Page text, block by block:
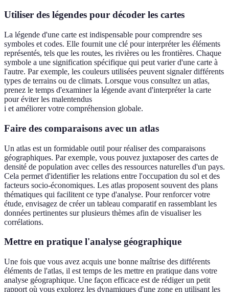
Utiliser des légendes pour décoder les cartes
La légende d'une carte est indispensable pour comprendre ses
symboles et codes. Elle fournit une clé pour interpréter les éléments
représentés, tels que les routes, les rivières ou les frontières. Chaque
symbole a une signification spécifique qui peut varier d'une carte à
l'autre. Par exemple, les couleurs utilisées peuvent signaler différents
types de terrains ou de climats. Lorsque vous consultez un atlas,
prenez le temps d'examiner la légende avant d'interpréter la carte
pour éviter les malentendus
i et améliorer votre compréhension globale.
Faire des comparaisons avec un atlas
Un atlas est un formidable outil pour réaliser des comparaisons
géographiques. Par exemple, vous pouvez juxtaposer des cartes de
densité de population avec celles des ressources naturelles d'un pays.
Cela permet d'identifier les relations entre l'occupation du sol et des
facteurs socio-économiques. Les atlas proposent souvent des plans
thématiques qui facilitent ce type d'analyse. Pour renforcer votre
étude, envisagez de créer un tableau comparatif en rassemblant les
données pertinentes sur plusieurs thèmes afin de visualiser les
corrélations.
Mettre en pratique l'analyse géographique
Une fois que vous avez acquis une bonne maîtrise des différents
éléments de l'atlas, il est temps de les mettre en pratique dans votre
analyse géographique. Une façon efficace est de rédiger un petit
rapport où vous explorez les dynamiques d'une zone en utilisant les